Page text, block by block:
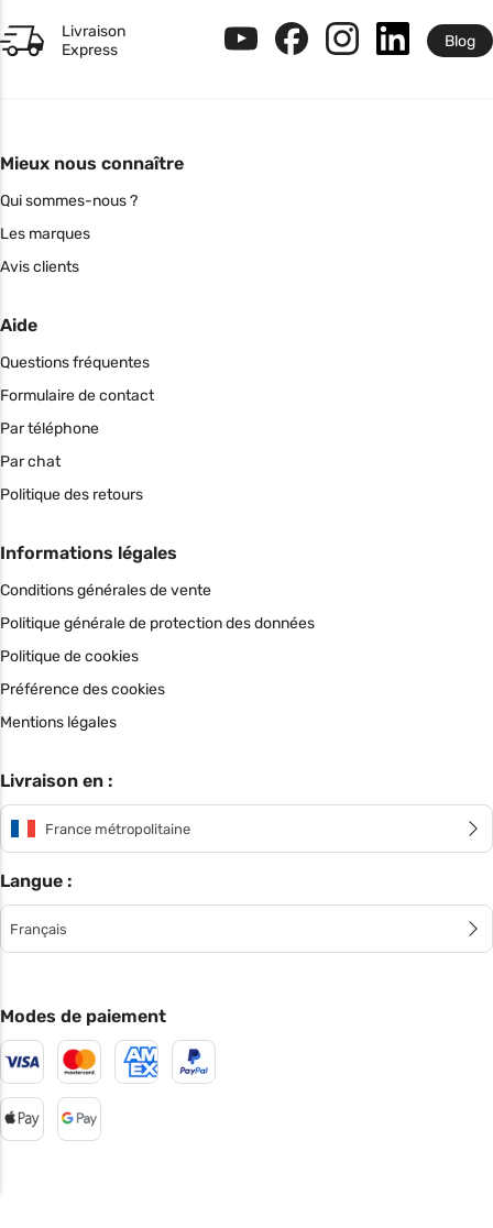
Livraison
Express
Blog
Mieux nous connaître
Qui sommes-nous ?
Les marques
Avis clients
Aide
Questions fréquentes
Formulaire de contact
Par téléphone
Par chat
Politique des retours
Informations légales
Conditions générales de vente
Politique générale de protection des données
Politique de cookies
Préférence des cookies
Mentions légales
Livraison en :
France métropolitaine
Langue :
Français
Modes de paiement